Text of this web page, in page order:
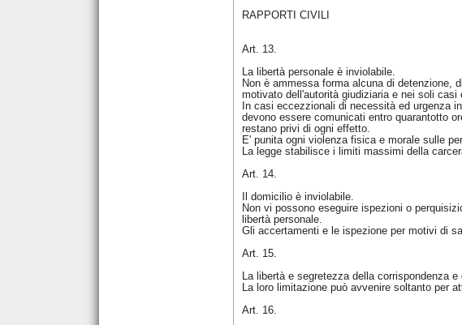
RAPPORTI CIVILI
Art. 13.
La libertà personale è inviolabile.
Non è ammessa forma alcuna di detenzione,
motivato dell'autorità giudiziaria e nei soli casi
In casi eccezzionali di necessità ed urgenza
devono essere comunicati entro quarantotto
restano privi di ogni effetto.
E' punita ogni violenza fisica e morale sulle
La legge stabilisce i limiti massimi della
Art. 14.
Il domicilio è inviolabile.
Non vi possono eseguire ispezioni o
libertà personale.
Gli accertamenti e le ispezione per motivi di
Art. 15.
La libertà e segretezza della corrispondenza
La loro limitazione può avvenire soltanto per
Art. 16.